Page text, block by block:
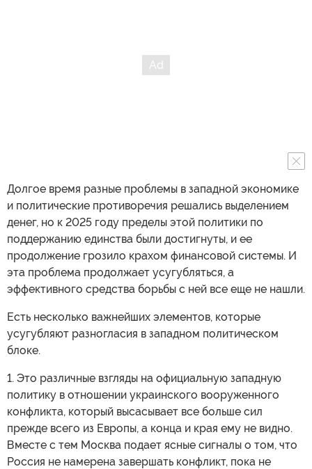
Долгое время разные проблемы в западной экономике
и политические противоречия решались выделением
денег, но к 2025 году пределы этой политики по
поддержанию единства были достигнуты, и ее
продолжение грозило крахом финансовой системы. И
эта проблема продолжает усугубляться, а
эффективного средства борьбы с ней все еще не нашли.
Есть несколько важнейших элементов, которые
усугубляют разногласия в западном политическом
блоке.
1. Это различные взгляды на официальную западную
политику в отношении украинского вооруженного
конфликта, который высасывает все больше сил
прежде всего из Европы, а конца и края ему не видно.
Вместе с тем Москва подает ясные сигналы о том, что
Россия не намерена завершать конфликт, пока не